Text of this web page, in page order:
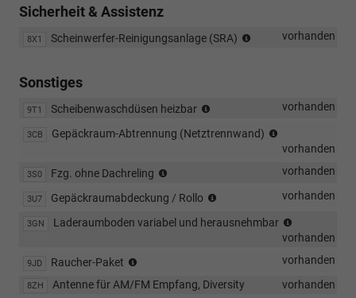
Sicherheit & Assistenz
8X1 Scheinwerfer-Reinigungsanlage (SRA)
Scheinwerfer-
vorhanden
Sonstiges
9T1 Scheibenwaschdüsen heizbar
Scheibenwaschdüsen
automatisch
vorhanden
3CB Gepäckraum-Abtrennung (Netztrennwand)
vorhanden
3S0 Fzg. ohne Dachreling vorhanden
3U7 Gepäckraumabdeckung / Rollo Gepäckraumabdeckung
vorhanden
3GN Laderaumboden variabel und herausnehmbar
variabel
vorhanden
9JD Raucher-Paket
Aschenbecher
vorhanden
8ZH Antenne für AM/FM Empfang, Diversity vorhanden